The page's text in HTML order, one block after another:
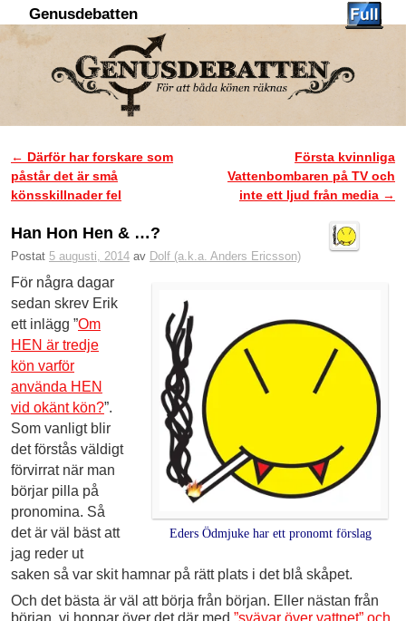
Genusdebatten
Inläggsnavigering
← Därför har forskare som
påstår det är små
könsskillnader fel
Första kvinnliga
Vattenbombaren på TV och
inte ett ljud från media →
Han Hon Hen & …?
Postat 5 augusti, 2014 av Dolf (a.k.a. Anders Ericsson)
Eders Ödmjuke har ett pronomt förslag
För några dagar
sedan skrev Erik
ett inlägg ”Om
HEN är tredje
kön varför
använda HEN
vid okänt kön?”.
Som vanligt blir
det förstås väldigt
förvirrat när man
börjar pilla på
pronomina. Så
det är väl bäst att
jag reder ut
saken så var skit hamnar på rätt plats i det blå skåpet.
Och det bästa är väl att börja från början. Eller nästan från
början, vi hoppar över det där med ”svävar över vattnet” och